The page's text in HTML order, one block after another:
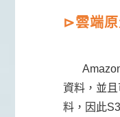
⊳雲端
資料，並
料，因此